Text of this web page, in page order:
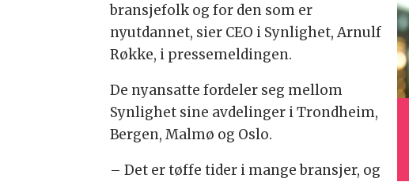
bransjefolk og for den som er
nyutdannet, sier CEO i Synlighet, Arnulf
Røkke, i pressemeldingen.
De nyansatte fordeler seg mellom
Synlighet sine avdelinger i Trondheim,
Bergen, Malmø og Oslo.
– Det er tøffe tider i mange bransjer, og